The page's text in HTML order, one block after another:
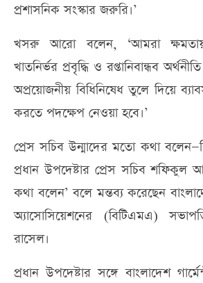
প্রশাসনিক সংস্কার জরুরি।’
খসরু আরো বলেন, ‘আমরা
খাতনির্ভর প্রবৃদ্ধি ও রপ্তানিবান্ধব
অপ্রয়োজনীয় বিধিনিষেধ তুলে দিয়ে
করতে পদক্ষেপ নেওয়া হবে।’
প্রেস সচিব উন্মাদের মতো কথা
প্রধান উপদেষ্টার প্রেস সচিব শফিকুল
কথা বলেন’ বলে মন্তব্য করেছেন
অ্যাসোসিয়েশনের (বিটিএমএ)
রাসেল।
প্রধান উপদেষ্টার সঙ্গে বাংলাদেশ